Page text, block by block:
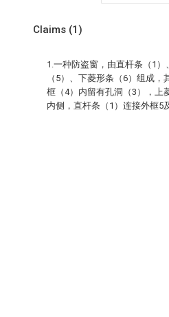
Claims (1)
1.一种防盗窗，由直杆条（1
（5）、下菱形条（6）组成
框（4）内留有孔洞（3），上
内侧，直杆条（1）连接外框5